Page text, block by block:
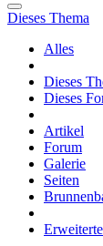
Dieses Thema
Alles
Dieses
Dieses
Artikel
Forum
Galerie
Seiten